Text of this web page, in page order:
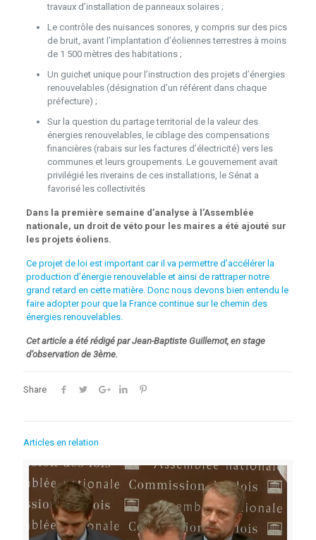
travaux d’installation de panneaux solaires ;
Le contrôle des nuisances sonores, y compris sur des pics
de bruit, avant l’implantation d’éoliennes terrestres à moins
de 1 500 mètres des habitations ;
Un guichet unique pour l’instruction des projets d’énergies
renouvelables (désignation d’un référent dans chaque
préfecture) ;
Sur la question du partage territorial de la valeur des
énergies renouvelables, le ciblage des compensations
financières (rabais sur les factures d’électricité) vers les
communes et leurs groupements. Le gouvernement avait
privilégié les riverains de ces installations, le Sénat a
favorisé les collectivités
Dans la première semaine d’analyse à l’Assemblée
nationale, un droit de véto pour les maires a été ajouté sur
les projets éoliens.
Ce projet de loi est important car il va permettre d’accélérer la
production d’énergie renouvelable et ainsi de rattraper notre
grand retard en cette matière. Donc nous devons bien entendu le
faire adopter pour que la France continue sur le chemin des
énergies renouvelables.
Cet article a été rédigé par Jean-Baptiste Guillemot, en stage
d’observation de 3ème.
Share
Articles en relation